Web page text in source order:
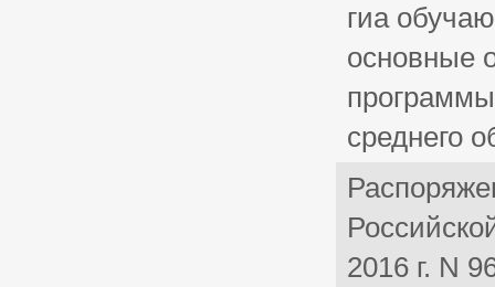
гиа
основные
среднего
2016 г. N